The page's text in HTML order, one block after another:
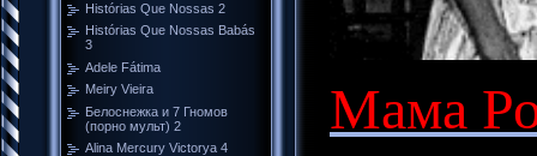
Histórias Que Nossas 2
Histórias Que Nossas Babás
3
Adele Fátima
Meiry Vieira
Белоснежка и 7 Гномов
(порно мульт) 2
Alina Mercury Victorya 4
Мама